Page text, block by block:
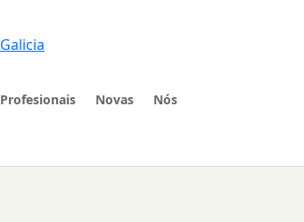
Profesionais Novas Nós